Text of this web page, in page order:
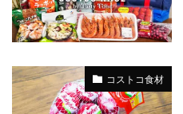
コストコ食材